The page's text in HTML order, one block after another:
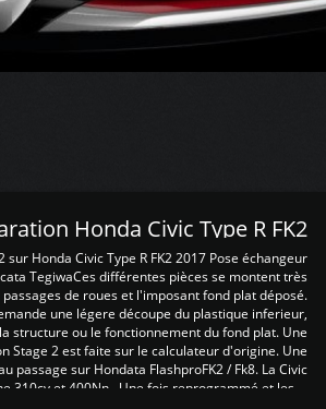
Honda Civic Type R FK2
sur Honda Civic Type R FK2 2017 Pose échangeur
TegiwaCes différentes pièces se montent très
de roues et l'imposant fond plat déposé.
une légere découpe du plastique inferieur,
structure ou le fonctionnement du fond plat. Une
Stage 2 est faite sur le calculateur d'origine. Une
passage sur Hondata FlashproFK2 / Fk8. La Civic
310cv et 400Nn , Une fois reprogrammé et les ...